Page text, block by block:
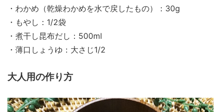
・わかめ（乾燥わかめを水で戻したもの）：30g
・もやし：1/2袋
・煮干し昆布だし：500ml
・薄口しょうゆ：大さじ1/2
大人用の作り方